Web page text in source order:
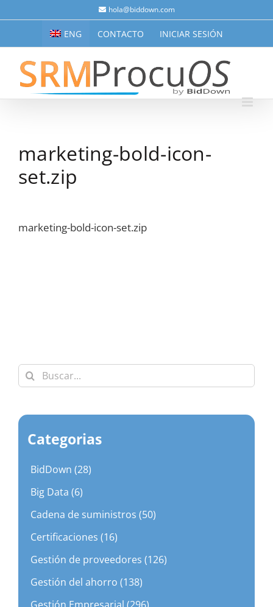
al
hola@biddown.com
ENG CONTACTO INICIAR SESIÓN
marketing-bold-icon-
set.zip
marketing-bold-icon-set.zip
Buscar:
Categorias
BidDown (28)
Big Data (6)
Cadena de suministros (50)
Certificaciones (16)
Gestión de proveedores (126)
Gestión del ahorro (138)